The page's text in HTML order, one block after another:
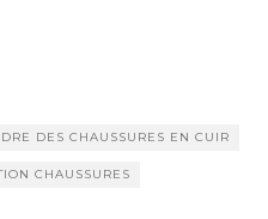
DES CHAUSSURES EN CUIR
CHAUSSURES